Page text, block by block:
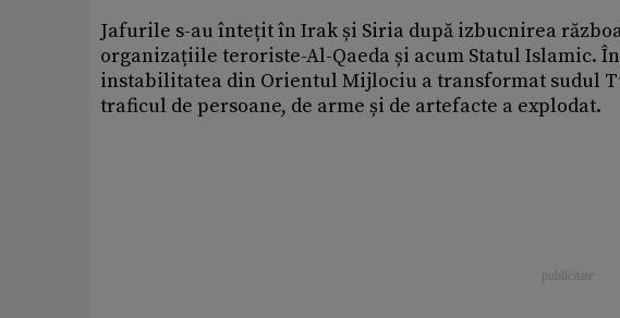
Jafurile s-au întețit în Irak și Siria după izbucnirea
organizațiile teroriste-Al-Qaeda și acum Statul Islamic.
instabilitatea din Orientul Mijlociu a transformat sudul
traficul de persoane, de arme și de artefacte a explodat.